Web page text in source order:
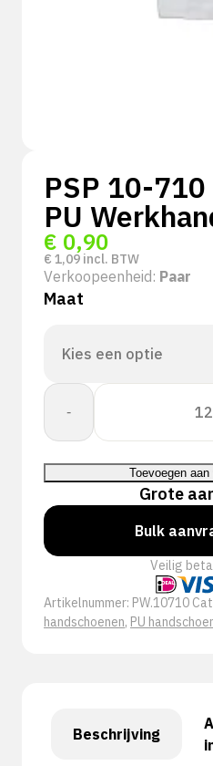
PSP 10-
PU
€ 0,90
€ 1,09 incl. BTW
Verkoopeenheid: Paar
Maat
-
PSP
710
Allround
PU
Werkhandschoen
aantal
Toevoegen
Grote
Bulk
Veilig
Artikelnummer: PW.10710
handschoenen, PU
Beschrijving